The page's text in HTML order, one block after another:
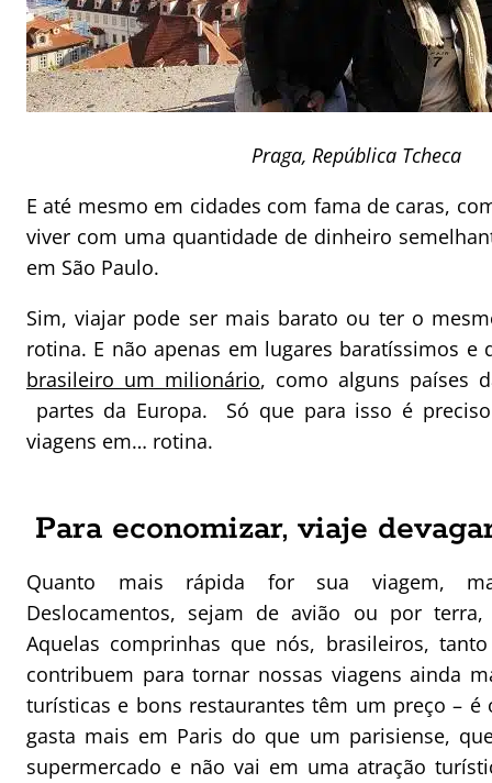
Praga, República Tcheca
E até mesmo em cidades com fama de caras,
viver com uma quantidade de dinheiro
em São Paulo.
Sim, viajar pode ser mais barato ou ter o
rotina. E não apenas em lugares baratíssimos
brasileiro um milionário, como alguns países
partes da Europa. Só que para isso é
viagens em… rotina.
Para economizar, viaje
Quanto mais rápida for sua viagem,
Deslocamentos, sejam de avião ou por terra,
Aquelas comprinhas que nós, brasileiros,
contribuem para tornar nossas viagens ainda
turísticas e bons restaurantes têm um preço –
gasta mais em Paris do que um parisiense,
supermercado e não vai em uma atração